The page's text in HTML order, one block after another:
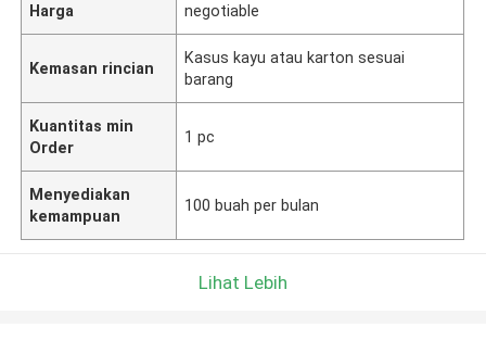
Harga negotiable
Kemasan rincian
Kasus kayu atau karton sesuai
barang
Kuantitas min
Order
1 pc
Menyediakan
kemampuan
100 buah per bulan
Lihat Lebih